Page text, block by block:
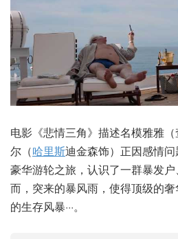
电影《悲情三角》描述名模雅雅
尔（哈里斯迪金森饰）正因感情
豪华游轮之旅，认识了一群暴发
而，突来的暴风雨，使得顶级的
的生存风暴···。